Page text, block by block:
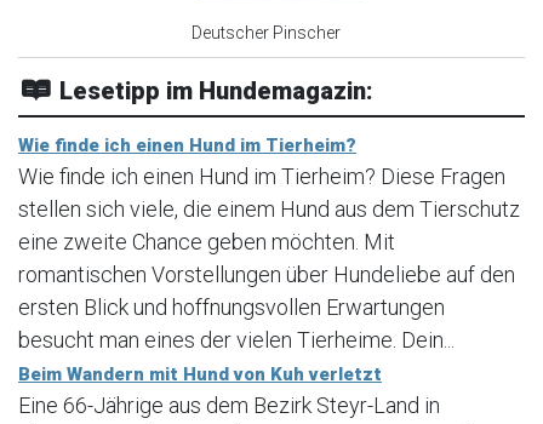
Deutscher Pinscher
Lesetipp im Hundemagazin:
Wie finde ich einen Hund im Tierheim?
Wie finde ich einen Hund im Tierheim? Diese Fragen
stellen sich viele, die einem Hund aus dem Tierschutz
eine zweite Chance geben möchten. Mit
romantischen Vorstellungen über Hundeliebe auf den
ersten Blick und hoffnungsvollen Erwartungen
besucht man eines der vielen Tierheime. Dein...
Beim Wandern mit Hund von Kuh verletzt
Eine 66-Jährige aus dem Bezirk Steyr-Land in